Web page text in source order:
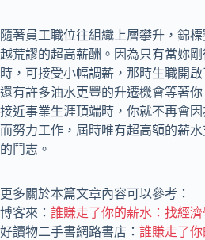
隨著員工職位往組織上層攀升，錦
越荒謬的超高薪酬。因為只有當妳
時，可接受小幅調薪，那時生職開
還有許多油水更豐的升遷機會等著
接近事業生涯頂端時，你就不再會
而努力工作，屆時唯有超高額的薪
的鬥志。
更多關於本篇文章內容可以參考：
博客來： 誰賺走了你的薪水：找經
好讀物二手書網路書店： 誰賺走了